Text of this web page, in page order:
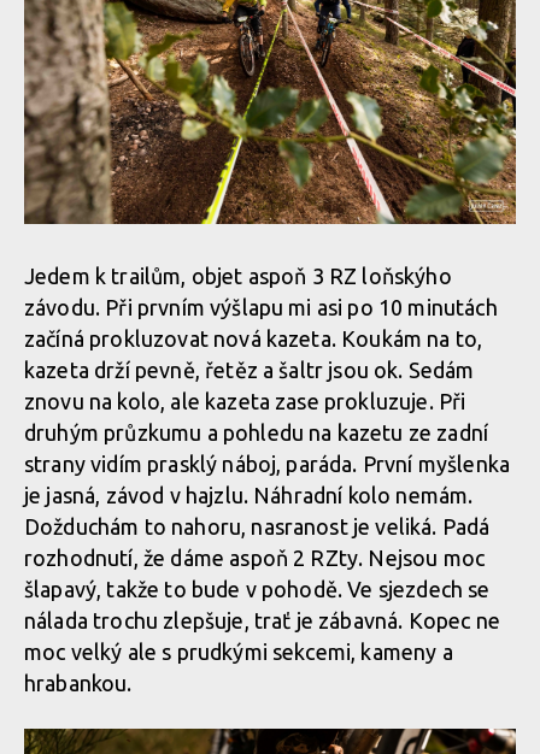
Jedem k trailům, objet aspoň 3 RZ loňskýho
závodu. Při prvním výšlapu mi asi po 10 minutách
začíná prokluzovat nová kazeta. Koukám na to,
kazeta drží pevně, řetěz a šaltr jsou ok. Sedám
znovu na kolo, ale kazeta zase prokluzuje. Při
druhým průzkumu a pohledu na kazetu ze zadní
strany vidím prasklý náboj, paráda. První myšlenka
je jasná, závod v hajzlu. Náhradní kolo nemám.
Dožduchám to nahoru, nasranost je veliká. Padá
rozhodnutí, že dáme aspoň 2 RZty. Nejsou moc
šlapavý, takže to bude v pohodě. Ve sjezdech se
nálada trochu zlepšuje, trať je zábavná. Kopec ne
moc velký ale s prudkými sekcemi, kameny a
hrabankou.